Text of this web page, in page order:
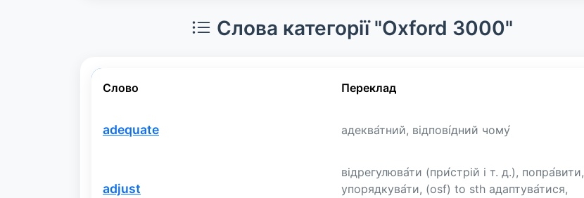
Слова категорії "Oxford 3000"
Слово Переклад
adequate адеква́тний, відпові́дний чому́
adjust
відрегулюва́ти (при́стрій і т. д.), попра́вити,
упорядкува́ти, (osf) to sth адаптува́тися,